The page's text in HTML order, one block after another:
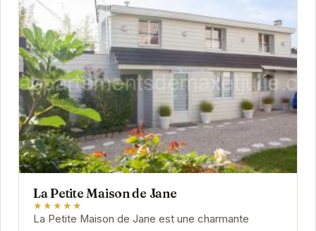
La Petite Maison de Jane
★★★★★
La Petite Maison de Jane est une charmante